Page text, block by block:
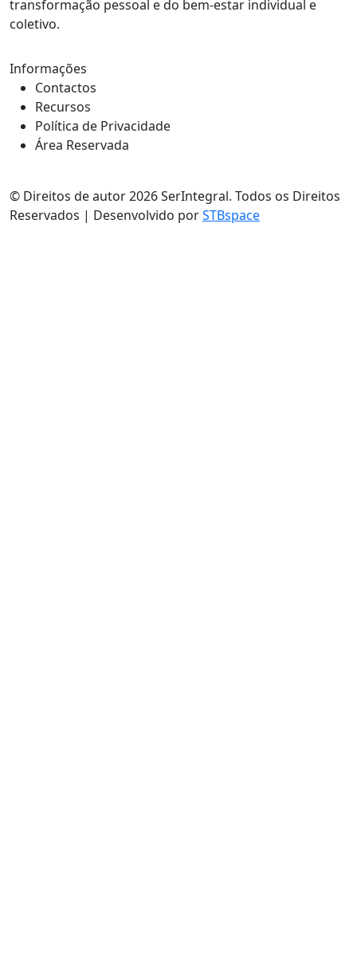
transformação pessoal e do bem-estar individual e
coletivo.
Informações
Contactos
Recursos
Política de Privacidade
Área Reservada
© Direitos de autor 2026 SerIntegral. Todos os Direitos
Reservados | Desenvolvido porSTBspace